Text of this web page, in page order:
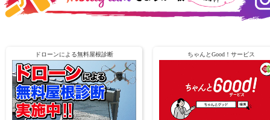
ドローンによる無料屋根診断 ちゃんとGood！サービス